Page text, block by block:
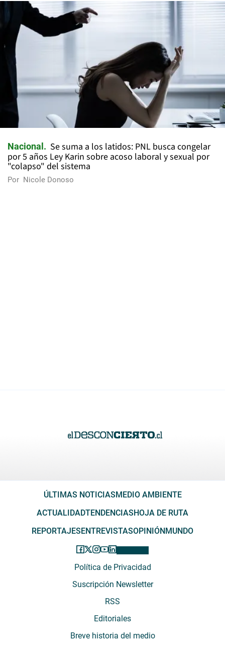
Nacional
Se suma a los latidos: PNL busca congelar
por 5 años Ley Karin sobre acoso laboral y sexual por
"colapso" del sistema
Por Nicole Donoso
ÚLTIMAS NOTICIAS MEDIO AMBIENTE
ACTUALIDADTENDENCIAS HOJA DE RUTA
REPORTAJES ENTREVISTASOPINIÓN MUNDO
Política de Privacidad
Suscripción Newsletter
RSS
Editoriales
Breve historia del medio